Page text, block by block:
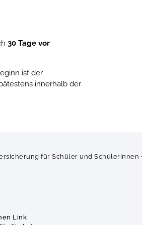
30 Tage vor
ist der
innerhalb der
für Schüler und Schülerinnen
Link